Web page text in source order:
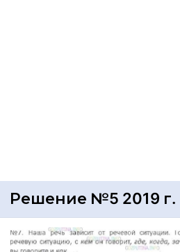
Решение №5 2019 г.